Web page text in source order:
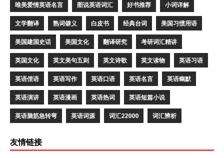
唯美爱情英语名言 图说英语词汇 好书推荐 小词详解
文学翻译 熟词僻义 白皮书 经典台词 美国习惯用语
美国建国史话 美国文化 翻译研究 考研词汇精讲
英国文化 英文美句五则 英文诗歌 英文读物 英语习语
英语俚语 英语写作 英语口语 英语名言 英语幽默
英语演讲 英语漫画 英语热词 英语短篇小说
英语脑筋急转弯 英语词源 词汇22000 词汇辨析
友情链接